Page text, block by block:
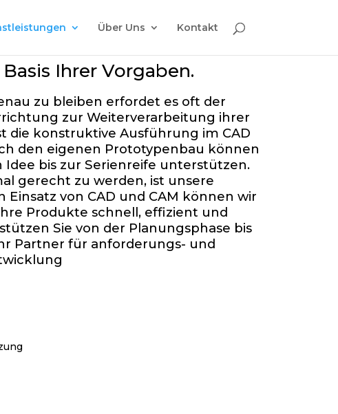
Über Uns Kontakt
Ihrer Vorgaben.
zu bleiben erfordet es oft der
zur Weiterverarbeitung ihrer
die konstruktive Ausführung im CAD
den eigenen Prototypenbau können
bis zur Serienreife unterstützen.
gerecht zu werden, ist unsere
von CAD und CAM können wir
Produkte schnell, effizient und
Sie von der Planungsphase bis
Partner für anforderungs- und